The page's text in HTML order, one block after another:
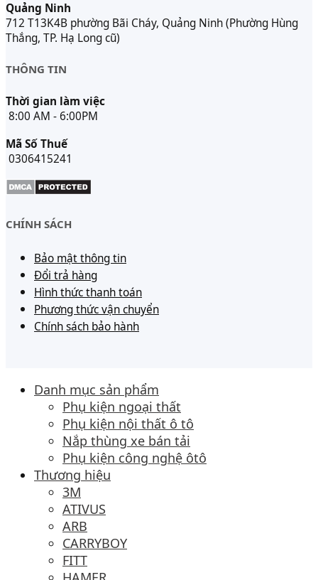
Quảng Ninh
712 T13K4B phường Bãi Cháy, Quảng Ninh (Phường Hùng
Thắng, TP. Hạ Long cũ)
THÔNG TIN
Thời gian làm việc
8:00 AM - 6:00PM
Mã Số Thuế
0306415241
CHÍNH SÁCH
Bảo mật thông tin
Đổi trả hàng
Hình thức thanh toán
Phương thức vận chuyển
Chính sách bảo hành
Danh mục sản phẩm
Phụ kiện ngoại thất
Phụ kiện nội thất ô tô
Nắp thùng xe bán tải
Phụ kiện công nghệ ôtô
Thương hiệu
3M
ATIVUS
ARB
CARRYBOY
FITT